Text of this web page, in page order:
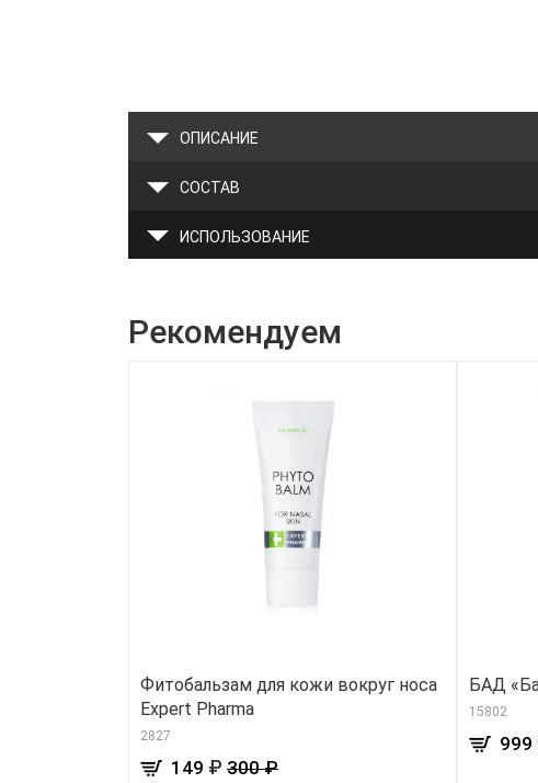
ОПИСАНИЕ
СОСТАВ
ИСПОЛЬЗОВАНИЕ
Рекомендуем
Фитобальзам для кожи вокруг носа
Expert Pharma
2827
149 ₽ 300 ₽
БАД
15802
999